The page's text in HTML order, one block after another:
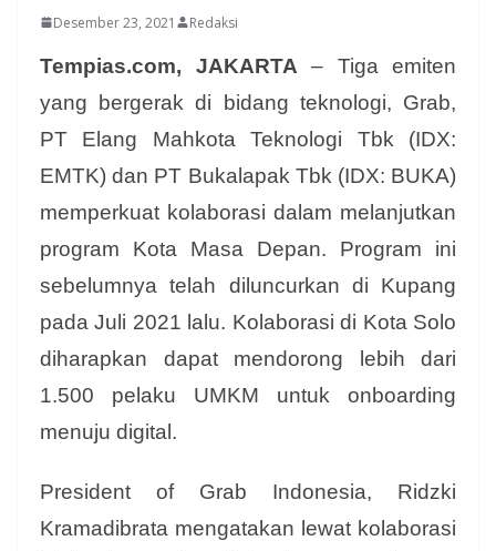
Desember 23, 2021 Redaksi
Tempias.com, JAKARTA – Tiga emiten
yang bergerak di bidang teknologi, Grab,
PT Elang Mahkota Teknologi Tbk (IDX:
EMTK) dan PT Bukalapak Tbk (IDX: BUKA)
memperkuat kolaborasi dalam melanjutkan
program Kota Masa Depan. Program ini
sebelumnya telah diluncurkan di Kupang
pada Juli 2021 lalu. Kolaborasi di Kota Solo
diharapkan dapat mendorong lebih dari
1.500 pelaku UMKM untuk onboarding
menuju digital.
President of Grab Indonesia, Ridzki
Kramadibrata mengatakan lewat kolaborasi